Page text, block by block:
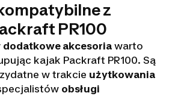
z
PR100
dodatkowe akcesoria warto
kajak Packraft PR100. Są
w trakcie użytkowania
obsługi